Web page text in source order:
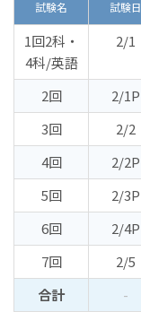
試験名 試験日
1回2科・
4科/英語
2/1
2回 2/1P
3回
2/2
4回
2/2P
5回
2/3P
6回
2/4P
7回
2/5
合計
-